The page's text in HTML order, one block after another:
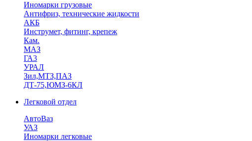
Иномарки грузовые
Антифриз, технические жидкости
АКБ
Инструмет, фитинг, крепеж
Кам.
МАЗ
ГА3
УРАЛ
Зил,МТЗ,ПАЗ
ДТ-75,ЮМЗ-6КЛ
Легковой отдел
АвтоВаз
УАЗ
Иномарки легковые